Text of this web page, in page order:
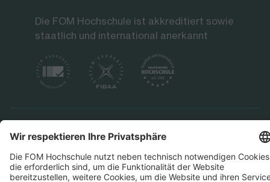
Die FOM Hochschule ist akkreditiert sowie
staatlich und international anerkannt
Datenschutz Impressum